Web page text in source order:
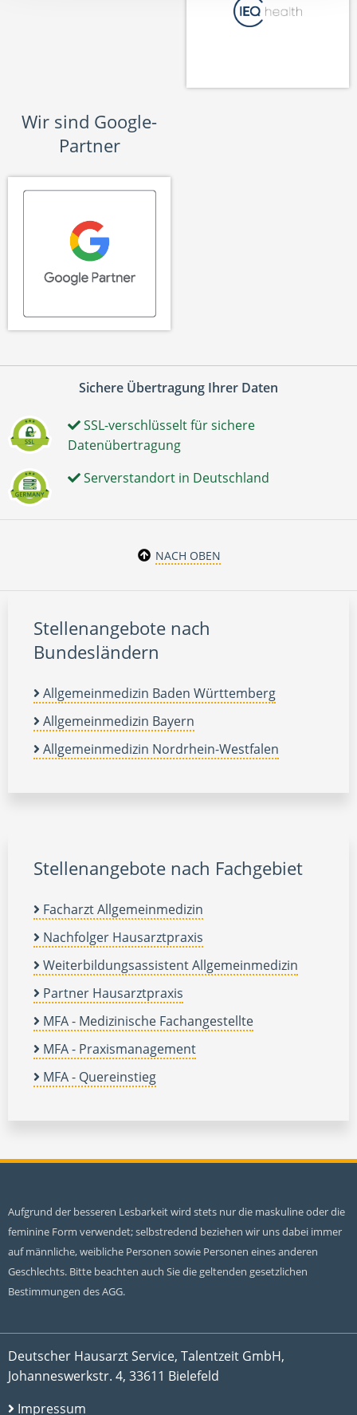
Wir sind Google-
Partner
Sichere Übertragung Ihrer Daten
SSL-verschlüsselt für sichere
Datenübertragung
Serverstandort in Deutschland
NACH OBEN
Stellenangebote nach
Bundesländern
Allgemeinmedizin Baden Württemberg
Allgemeinmedizin Bayern
Allgemeinmedizin Nordrhein-Westfalen
Stellenangebote nach Fachgebiet
Facharzt Allgemeinmedizin
Nachfolger Hausarztpraxis
Weiterbildungsassistent Allgemeinmedizin
Partner Hausarztpraxis
MFA - Medizinische Fachangestellte
MFA - Praxismanagement
MFA - Quereinstieg
Aufgrund der besseren Lesbarkeit wird stets nur die maskuline oder die
feminine Form verwendet; selbstredend beziehen wir uns dabei immer
auf männliche, weibliche Personen sowie Personen eines anderen
Geschlechts. Bitte beachten auch Sie die geltenden gesetzlichen
Bestimmungen des AGG.
Deutscher Hausarzt Service, Talentzeit GmbH,
Johanneswerkstr. 4, 33611 Bielefeld
Impressum